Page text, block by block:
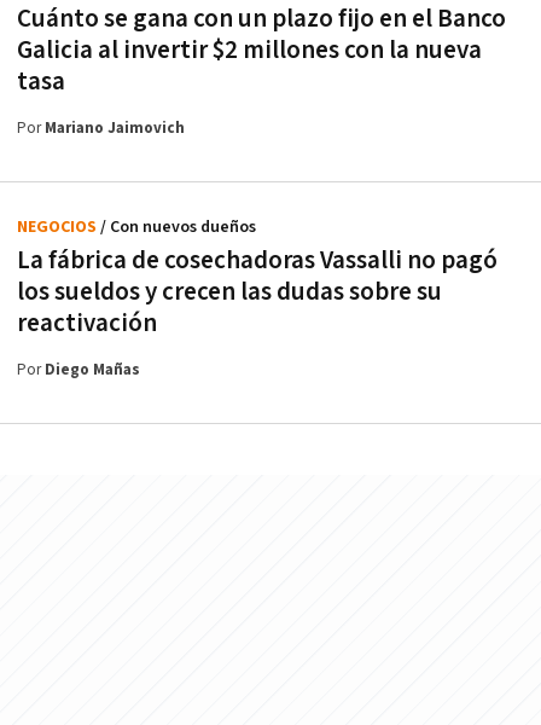
Cuánto se gana con un plazo fijo en el Banco
Galicia al invertir $2 millones con la nueva
tasa
PorMariano Jaimovich
La fábrica de cosechadoras Vassalli no pagó
los sueldos y crecen las dudas sobre su
reactivación
NEGOCIOS / Con nuevos dueños
PorDiego Mañas